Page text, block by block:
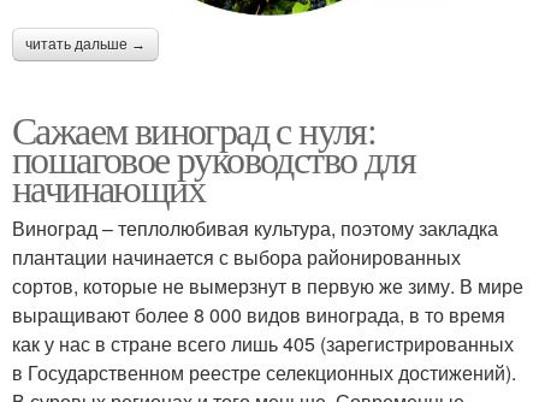
читать дальше →
Сажаем виноград с нуля:
пошаговое руководство для
начинающих
Виноград – теплолюбивая культура, поэтому закладка
плантации начинается с выбора районированных
сортов, которые не вымерзнут в первую же зиму. В мире
выращивают более 8 000 видов винограда, в то время
как у нас в стране всего лишь 405 (зарегистрированных
в Государственном реестре селекционных достижений).